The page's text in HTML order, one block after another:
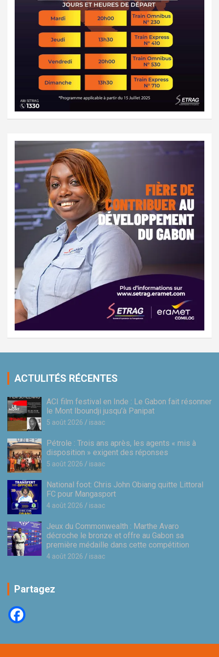
ACTULITÉS RÉCENTES
ACI film festival en Inde : Le Gabon fait résonner
le Mont Iboundji jusqu’à Panipat
5 août 2026 isaac
Pétrole : Trois ans après, les agents « mis à
disposition » exigent des réponses
5 août 2026 isaac
National foot: Chris John Obiang quitte Littoral
FC pour Mangasport
4 août 2026 isaac
Jeux du Commonwealth : Marthe Avaro
décroche le bronze et offre au Gabon sa
première médaille dans cette compétition
4 août 2026 isaac
Partagez